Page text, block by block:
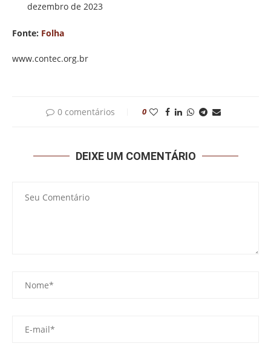
dezembro de 2023
Fonte: Folha
www.contec.org.br
0 comentários 0
DEIXE UM COMENTÁRIO